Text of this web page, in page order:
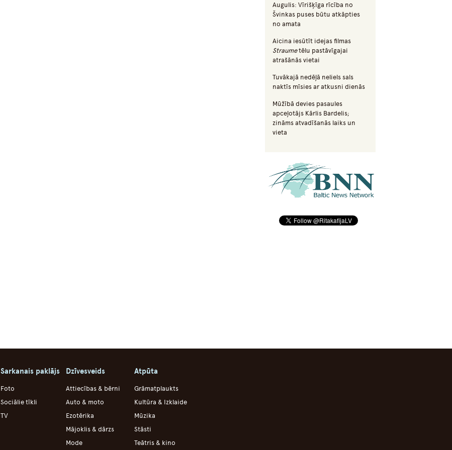
Augulis: Vīrišķīga rīcība no
Švinkas puses būtu atkāpties
no amata
Aicina iesūtīt idejas filmas
Straumetēlu pastāvīgajai
atrašānās vietai
Tuvākajā nedēļā neliels sals
naktīs mīsies ar atkusni dienās
Mūžībā devies pasaules
apceļotājs Kārlis Bardelis;
zināms atvadīšanās laiks un
vieta
Sarkanais paklājs
Foto
Sociālie tīkli
TV
Dzīvesveids
Attiecības & bērni
Auto & moto
Ezotērika
Mājoklis & dārzs
Mode
Atpūta
Grāmatplaukts
Kultūra & Izklaide
Mūzika
Stāsti
Teātris & kino